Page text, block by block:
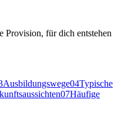
für dich entstehen
Ausbildungswege04Typische
07Häufige